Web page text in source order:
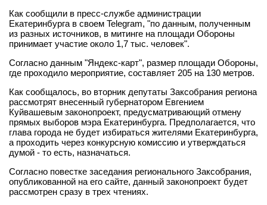
Как сообщили в пресс-службе администрации
Екатеринбурга в своем Telegram, "по данным, полученным
из разных источников, в митинге на площади Обороны
принимает участие около 1,7 тыс. человек".
Согласно данным "Яндекс-карт", размер площади Обороны,
где проходило мероприятие, составляет 205 на 130 метров.
Как сообщалось, во вторник депутаты Заксобрания региона
рассмотрят внесенный губернатором Евгением
Куйвашевым законопроект, предусматривающий отмену
прямых выборов мэра Екатеринбурга. Предполагается, что
глава города не будет избираться жителями Екатеринбурга,
а проходить через конкурсную комиссию и утверждаться
думой - то есть, назначаться.
Согласно повестке заседания регионального Заксобрания,
опубликованной на его сайте, данный законопроект будет
рассмотрен сразу в трех чтениях.